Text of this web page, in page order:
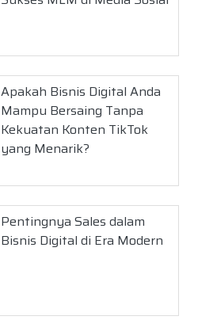
Apakah Bisnis Digital Anda
Mampu Bersaing Tanpa
Kekuatan Konten TikTok
yang Menarik?
Pentingnya Sales dalam
Bisnis Digital di Era Modern